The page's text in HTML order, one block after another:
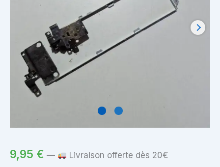
9,95 € —
Livraison offerte dès 20€